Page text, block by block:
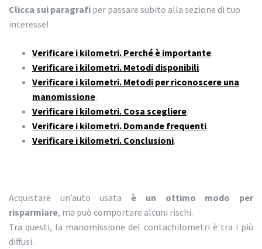
Clicca sui paragrafi per passare subito alla sezione di tuo
interesse!
Verificare i kilometri. Perché è importante.
Verificare i kilometri. Metodi disponibili.
Verificare i kilometri. Metodi per riconoscere una
manomissione.
Verificare i kilometri. Cosa scegliere.
Verificare i kilometri. Domande frequenti.
Verificare i kilometri. Conclusioni.
Acquistare un’auto usata è un ottimo modo per
risparmiare, ma può comportare alcuni rischi.
Tra questi, la manomissione del contachilometri è tra i più
diffusi.